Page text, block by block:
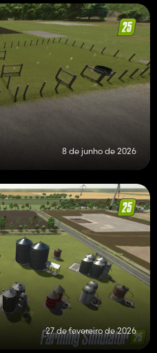
8 de junho de 2026
27 de fevereiro de 2026